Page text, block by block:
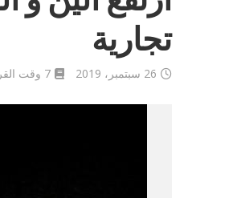
تجارية
26 سبتمبر، 2019 7 وقت القراءة بالدقيقة